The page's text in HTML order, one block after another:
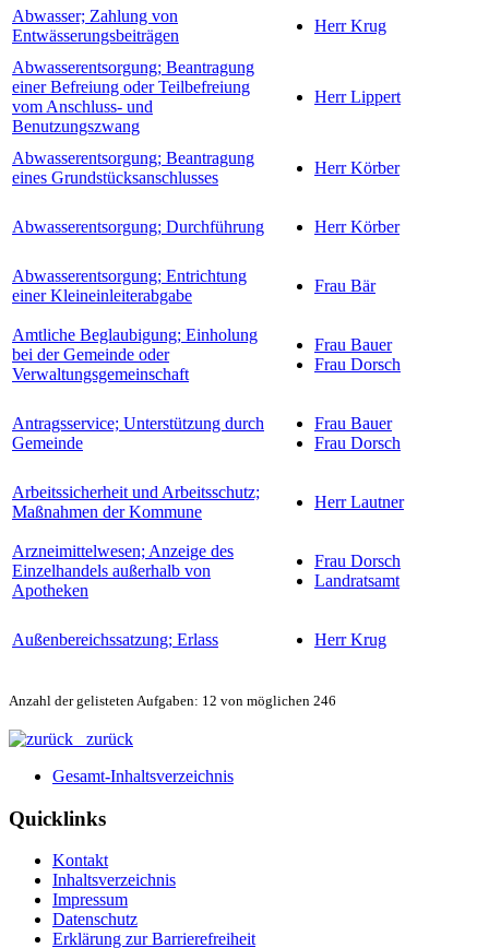
Abwasser; Zahlung von
Entwässerungsbeiträgen
Herr Krug
Abwasserentsorgung; Beantragung
einer Befreiung oder Teilbefreiung
vom Anschluss- und
Benutzungszwang
Herr Lippert
Abwasserentsorgung; Beantragung
eines Grundstücksanschlusses
Herr Körber
Abwasserentsorgung; Durchführung Herr Körber
Abwasserentsorgung; Entrichtung
einer Kleineinleiterabgabe
Frau Bär
Amtliche Beglaubigung; Einholung
bei der Gemeinde oder
Verwaltungsgemeinschaft
Frau Bauer
Frau Dorsch
Antragsservice; Unterstützung durch
Gemeinde
Frau Bauer
Frau Dorsch
Arbeitssicherheit und Arbeitsschutz;
Maßnahmen der Kommune
Herr Lautner
Arzneimittelwesen; Anzeige des
Einzelhandels außerhalb von
Apotheken
Frau Dorsch
Landratsamt
Außenbereichssatzung; Erlass Herr Krug
Anzahl der gelisteten Aufgaben: 12 von möglichen 246
zurück
Gesamt-Inhaltsverzeichnis
Quicklinks
Kontakt
Inhaltsverzeichnis
Impressum
Datenschutz
Erklärung zur Barrierefreiheit